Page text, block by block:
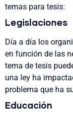
temas para tesis:
Legislaciones
Día a día los
en función de las
tema de tesis
una ley ha
problema que ha
Educación